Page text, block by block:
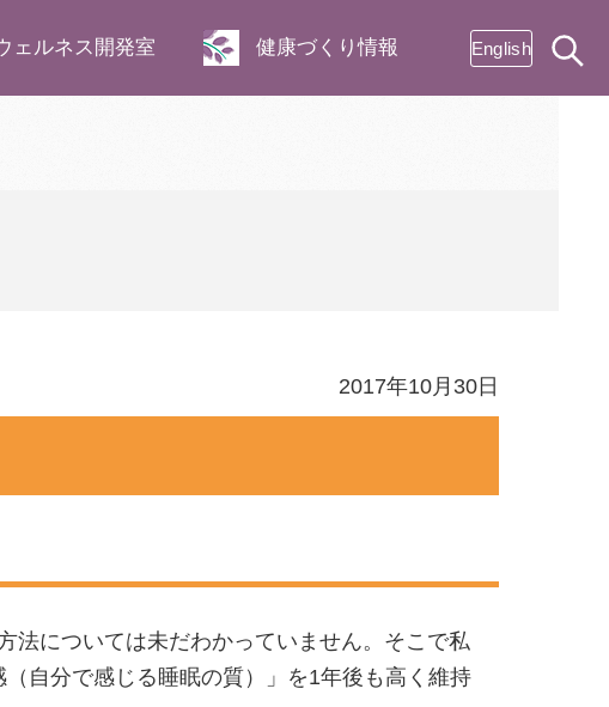
ェルネス開発室 健康づくり情報 English
2017年10月30日
法については未だわかっていません。そこで私
自分で感じる睡眠の質）」を1年後も高く維持